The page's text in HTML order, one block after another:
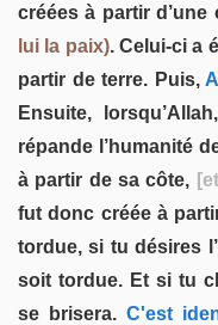
créées à partir d’une
lui la paix). Celui-ci a
partir de terre. Puis,
Ensuite,
répande l’humanité
à partir de sa côte,
fut donc créée à
tordue, si tu désires
soit tordue. Et si tu
se brisera. C'est